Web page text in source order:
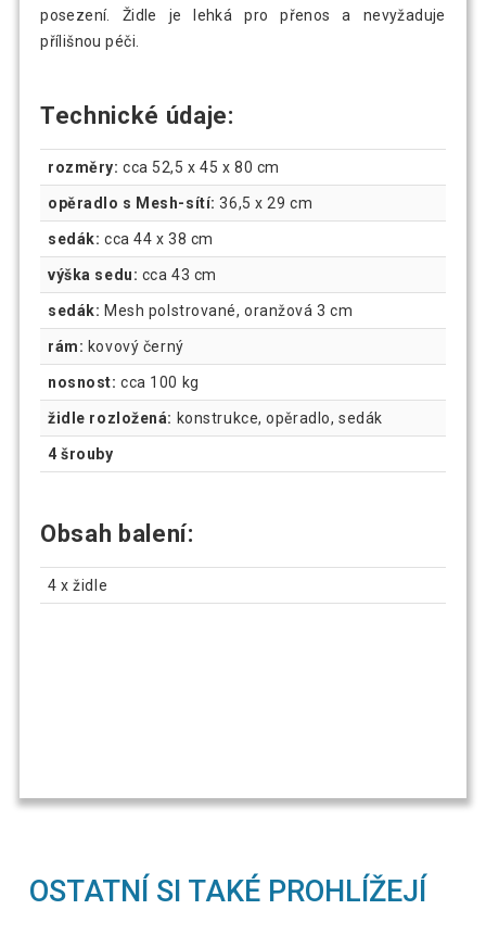
posezení. Židle je lehká pro přenos a nevyžaduje
přílišnou péči.
Technické údaje:
rozměry: cca 52,5 x 45 x 80 cm
opěradlo s Mesh-sítí: 36,5 x 29 cm
sedák: cca 44 x 38 cm
výška sedu: cca 43 cm
sedák: Mesh polstrované, oranžová 3 cm
rám: kovový černý
nosnost: cca 100 kg
židle rozložená: konstrukce, opěradlo, sedák
4 šrouby
Obsah balení:
4 x židle
OSTATNÍ SI TAKÉ PROHLÍŽEJÍ